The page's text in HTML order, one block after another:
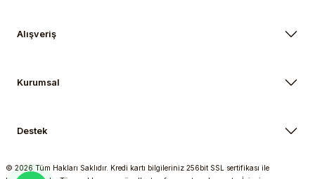
Alışveriş
Kurumsal
Destek
© 2026 Tüm Hakları Saklıdır. Kredi kartı bilgileriniz 256bit SSL sertifikası ile